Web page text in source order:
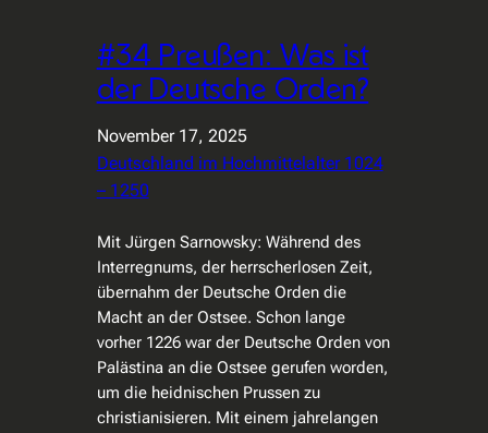
#34 Preußen: Was ist
der Deutsche Orden?
November 17, 2025
Deutschland im Hochmittelalter 1024
– 1250
Mit Jürgen Sarnowsky: Während des
Interregnums, der herrscherlosen Zeit,
übernahm der Deutsche Orden die
Macht an der Ostsee. Schon lange
vorher 1226 war der Deutsche Orden von
Palästina an die Ostsee gerufen worden,
um die heidnischen Prussen zu
christianisieren. Mit einem jahrelangen